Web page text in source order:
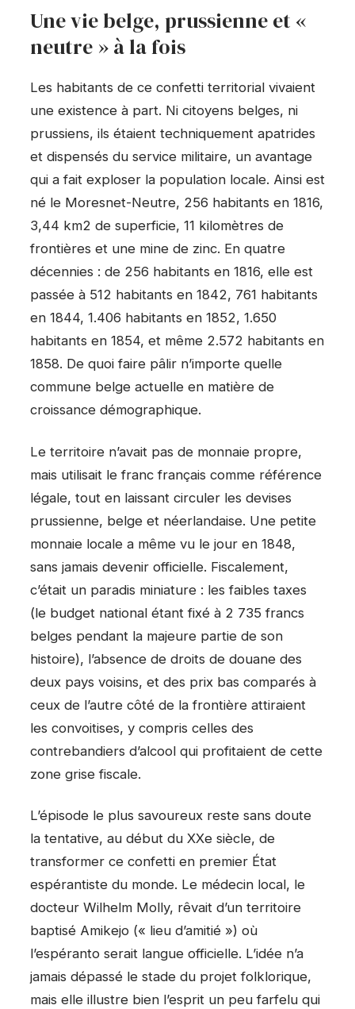
Une vie belge, prussienne et «
neutre » à la fois
Les habitants de ce confetti territorial vivaient
une existence à part. Ni citoyens belges, ni
prussiens, ils étaient techniquement apatrides
et dispensés du service militaire, un avantage
qui a fait exploser la population locale. Ainsi est
né le Moresnet-Neutre, 256 habitants en 1816,
3,44 km2 de superficie, 11 kilomètres de
frontières et une mine de zinc. En quatre
décennies : de 256 habitants en 1816, elle est
passée à 512 habitants en 1842, 761 habitants
en 1844, 1.406 habitants en 1852, 1.650
habitants en 1854, et même 2.572 habitants en
1858. De quoi faire pâlir n’importe quelle
commune belge actuelle en matière de
croissance démographique.
Le territoire n’avait pas de monnaie propre,
mais utilisait le franc français comme référence
légale, tout en laissant circuler les devises
prussienne, belge et néerlandaise. Une petite
monnaie locale a même vu le jour en 1848,
sans jamais devenir officielle. Fiscalement,
c’était un paradis miniature : les faibles taxes
(le budget national étant fixé à 2 735 francs
belges pendant la majeure partie de son
histoire), l’absence de droits de douane des
deux pays voisins, et des prix bas comparés à
ceux de l’autre côté de la frontière attiraient
les convoitises, y compris celles des
contrebandiers d’alcool qui profitaient de cette
zone grise fiscale.
L’épisode le plus savoureux reste sans doute
la tentative, au début du XXe siècle, de
transformer ce confetti en premier État
espérantiste du monde. Le médecin local, le
docteur Wilhelm Molly, rêvait d’un territoire
baptisé Amikejo (« lieu d’amitié ») où
l’espéranto serait langue officielle. L’idée n’a
jamais dépassé le stade du projet folklorique,
mais elle illustre bien l’esprit un peu farfelu qui